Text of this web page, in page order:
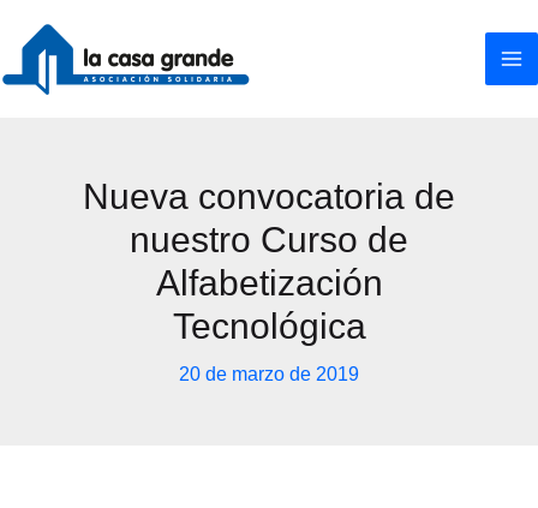
contenido
Nueva convocatoria de
nuestro Curso de
Alfabetización
Tecnológica
20 de marzo de 2019